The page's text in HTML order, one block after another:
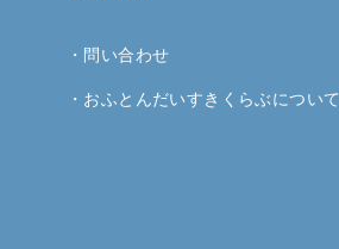
・ 問い合わせ
・ おふとんだいすきくらぶについて